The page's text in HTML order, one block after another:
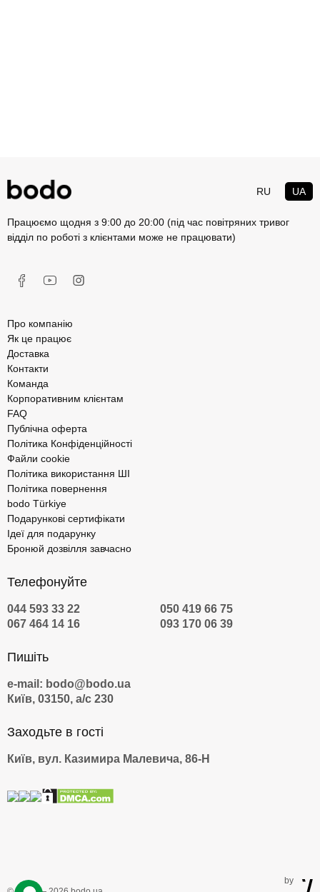
RU UA
Працюємо щодня з 9:00 до 20:00 (під час повітряних тривог
відділ по роботі з клієнтами може не працювати)
Про компанію
Як це працює
Доставка
Контакти
Команда
Корпоративним клієнтам
FAQ
Публічна оферта
Політика Конфіденційності
Файли cookie
Політика використання ШІ
Політика повернення
bodo Türkiye
Подарункові сертифікати
Ідеї для подарунку
Бронюй дозвілля завчасно
Телефонуйте
044 593 33 22
050 419 66 75
067 464 14 16
093 170 06 39
Пишіть
e-mail: bodo@bodo.ua
Київ, 03150, а/с 230
Заходьте в гості
Київ, вул. Казимира Малевича, 86-Н
by